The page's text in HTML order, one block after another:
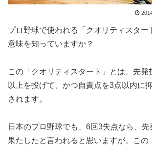
プロ野球で使われる「クオリティスター
意味を知っていますか？
この「クオリティスタート」とは、先発
以上を投げて、かつ自責点を3点以内に
されます。
日本のプロ野球でも、6回3失点なら、
果たしたと言われると思いますが、この